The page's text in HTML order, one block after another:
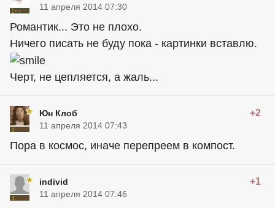
11 апреля 2014 07:30
Романтик... Это не плохо.
Ничего писать не буду пока - картинки вставлю.
Черт, не цепляется, а жаль...
Юн Клоб +2
11 апреля 2014 07:43
Пора в космос, иначе перепреем в компост.
individ +1
11 апреля 2014 07:46